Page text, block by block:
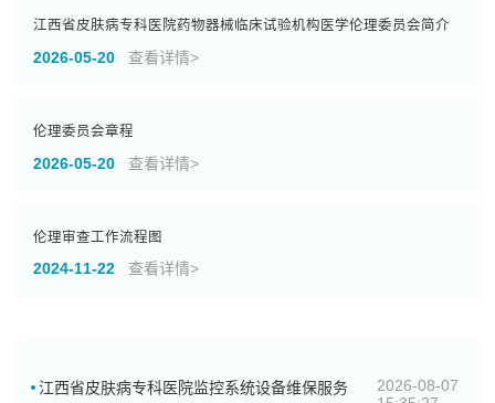
江西省皮肤病专科医院药物器械临床试验机构医学伦理委员会简介
2026-05-20 查看详情>
伦理委员会章程
2026-05-20 查看详情>
伦理审查工作流程图
2024-11-22 查看详情>
江西省皮肤病专科医院监控系统设备维保服务
2026-08-07